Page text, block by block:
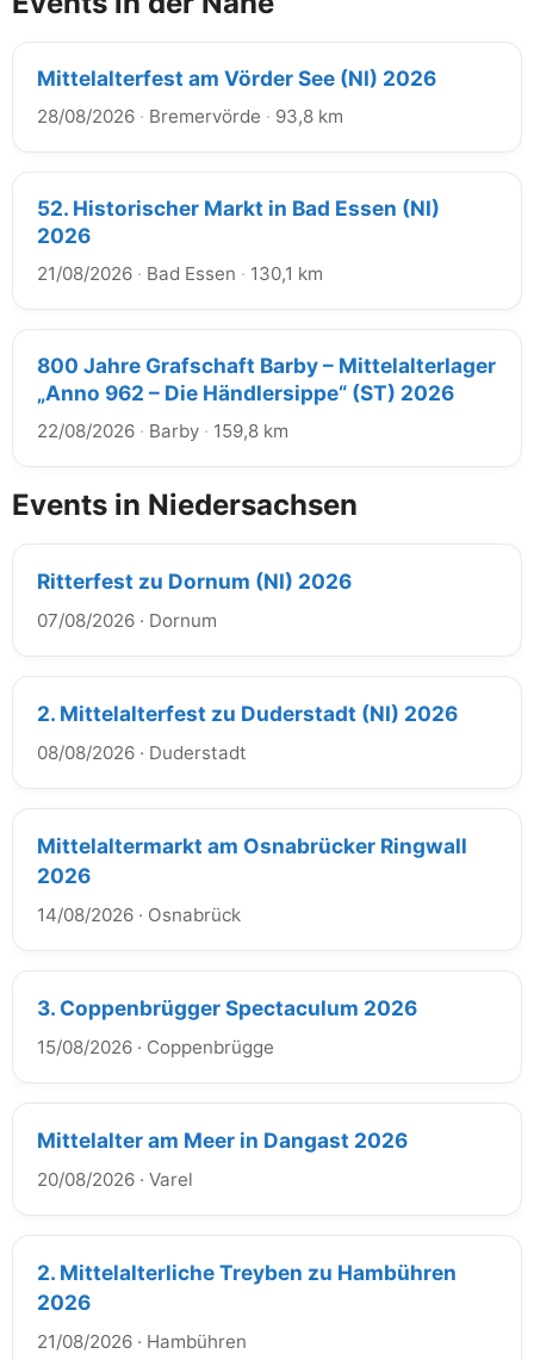
Mittelalterfest am Vörder See (NI) 2026
28/08/2026 · Bremervörde · 93,8 km
52. Historischer Markt in Bad Essen (NI)
2026
21/08/2026 · Bad Essen · 130,1 km
800 Jahre Grafschaft Barby – Mittelalterlager
„Anno 962 – Die Händlersippe“ (ST) 2026
22/08/2026 · Barby · 159,8 km
Events in Niedersachsen
Ritterfest zu Dornum (NI) 2026
07/08/2026 · Dornum
2. Mittelalterfest zu Duderstadt (NI) 2026
08/08/2026 · Duderstadt
Mittelaltermarkt am Osnabrücker Ringwall
2026
14/08/2026 · Osnabrück
3. Coppenbrügger Spectaculum 2026
15/08/2026 · Coppenbrügge
Mittelalter am Meer in Dangast 2026
20/08/2026 · Varel
2. Mittelalterliche Treyben zu Hambühren
2026
21/08/2026 · Hambühren